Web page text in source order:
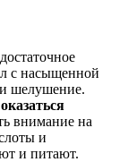
с насыщенной
и шелушение.
внимание на
и
и питают.